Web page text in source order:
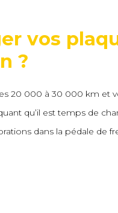
vos
?
20 000 à 30 000 km et
qu’il est temps de
dans la pédale de